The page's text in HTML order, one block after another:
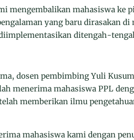
mengembalikan mahasiswa ke
yang baru dirasakan
ditengah-
dosen pembimbing Yuli
menerima mahasiswa PPL
memberikan ilmu
mahasiswa kami dengan